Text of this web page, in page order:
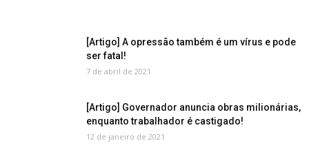
[Artigo] A opressão também é um vírus e pode
ser fatal!
7 de abril de 2021
[Artigo] Governador anuncia obras milionárias,
enquanto trabalhador é castigado!
12 de janeiro de 2021